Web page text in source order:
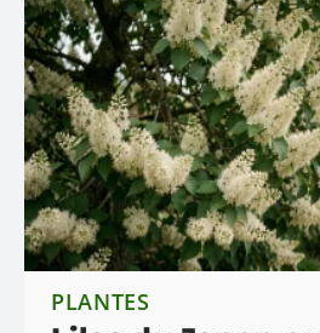
PLANTES